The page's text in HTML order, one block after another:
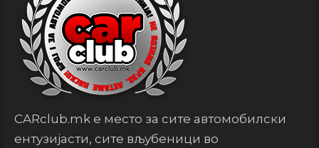
CARclub.mk е место за сите автомобилски
ентузијасти, сите вљубеници во